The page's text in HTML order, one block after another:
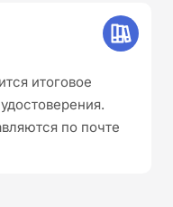
итоговое
по почте